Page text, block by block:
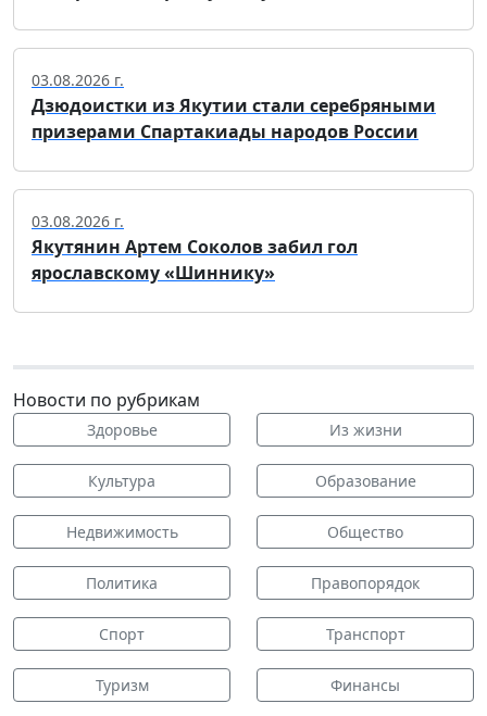
03.08.2026 г.
Дзюдоистки из Якутии стали серебряными
призерами Спартакиады народов России
03.08.2026 г.
Якутянин Артем Соколов забил гол
ярославскому «Шиннику»
Новости по рубрикам
Здоровье Из жизни
Культура Образование
Недвижимость Общество
Политика Правопорядок
Спорт Транспорт
Туризм Финансы